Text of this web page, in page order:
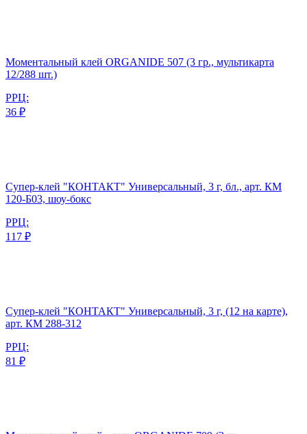
Моментальный клей ORGANIDE 507 (3 гр., мультикарта
12/288 шт.)
РРЦ:
36 ₽
Супер-клей "КОНТАКТ" Универсальный, 3 г, бл., арт. КМ
120-Б03, шоу-бокс
РРЦ:
117 ₽
Супер-клей "КОНТАКТ" Универсальный, 3 г, (12 на карте),
арт. КМ 288-312
РРЦ:
81 ₽